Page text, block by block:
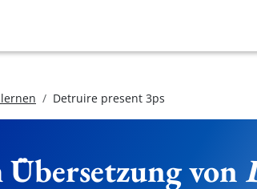
Detruire present 3ps
Übersetzung von